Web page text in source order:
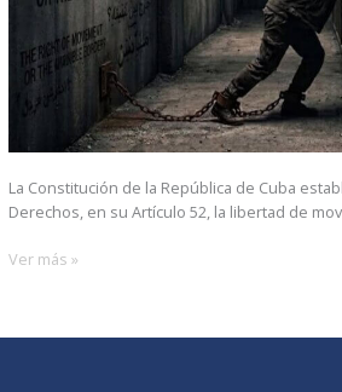
La Constitución de la República de Cuba
Derechos, en su Artículo 52, la libertad de
Ver más »